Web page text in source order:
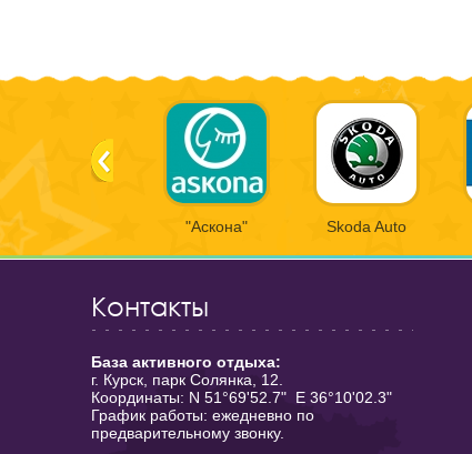
"Аскона" Skoda Auto
Контакты
База активного отдыха:
г. Курск, парк Солянка, 12.
Координаты: N 51°69'52.7" E 36°10'02.3"
График работы: ежедневно по
предварительному звонку.